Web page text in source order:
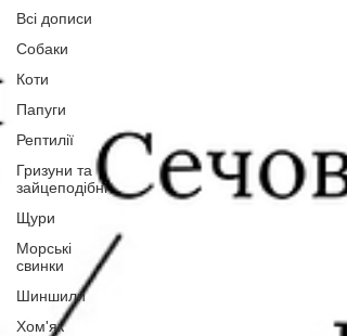
Всі дописи
Собаки
Коти
Папуги
Рептилії
Гризуни та
зайцеподібні
Щури
Морські
свинки
Шиншили
Хом'як